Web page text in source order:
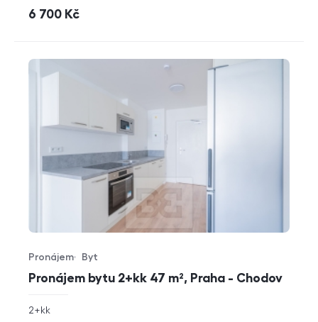
cena
6 700 Kč
Pronájem bytu 2+kk 47 m², Praha - Chodov
Typ nabídky
Pronájem
Typ nemovitosti
Byt
rozměry
2+kk